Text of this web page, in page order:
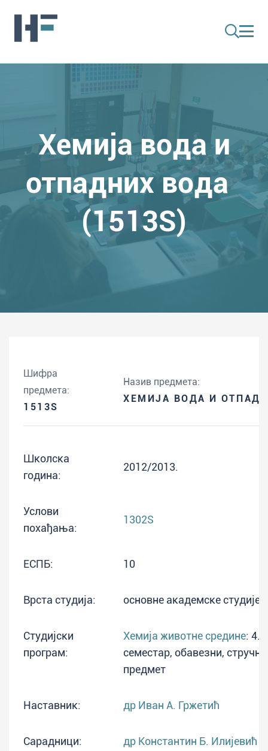
Хемија вода и
отпадних вода
(1513S)
Шифра
предмета:
1513S
Назив предмета:
ХЕМИЈА ВОДА И
Школска
година:
2012/2013.
Услови
похађања:
1302S
ЕСПБ: 10
Врста студија: основне академске студије
Студијски
програм:
Хемија животне средине: 4.
семестар, обавезни,
предмет
Наставник: др Иван А. Гржетић
Сарадници:
др Константин Б. Илијевић